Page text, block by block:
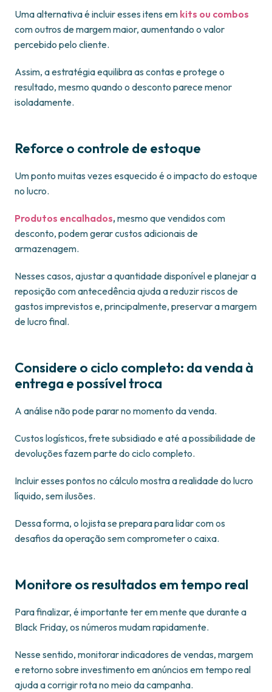
Uma alternativa é incluir esses itens em kits ou combos
com outros de margem maior, aumentando o valor
percebido pelo cliente.
Assim, a estratégia equilibra as contas e protege o
resultado, mesmo quando o desconto parece menor
isoladamente.
Reforce o controle de estoque
Um ponto muitas vezes esquecido é o impacto do estoque
no lucro.
Produtos encalhados, mesmo que vendidos com
desconto, podem gerar custos adicionais de
armazenagem.
Nesses casos, ajustar a quantidade disponível e planejar a
reposição com antecedência ajuda a reduzir riscos de
gastos imprevistos e, principalmente, preservar a margem
de lucro final.
Considere o ciclo completo: da venda à
entrega e possível troca
A análise não pode parar no momento da venda.
Custos logísticos, frete subsidiado e até a possibilidade de
devoluções fazem parte do ciclo completo.
Incluir esses pontos no cálculo mostra a realidade do lucro
líquido, sem ilusões.
Dessa forma, o lojista se prepara para lidar com os
desafios da operação sem comprometer o caixa.
Monitore os resultados em tempo real
Para finalizar, é importante ter em mente que durante a
Black Friday, os números mudam rapidamente.
Nesse sentido, monitorar indicadores de vendas, margem
e retorno sobre investimento em anúncios em tempo real
ajuda a corrigir rota no meio da campanha.